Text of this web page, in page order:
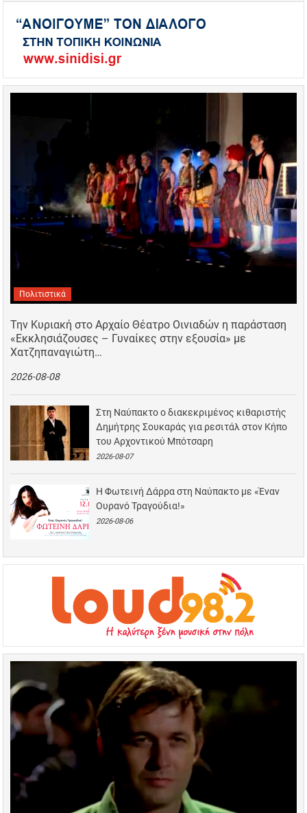
Πολιτιστικά
Την Κυριακή στο Αρχαίο Θέατρο Οινιαδών η παράσταση
«Εκκλησιάζουσες – Γυναίκες στην εξουσία» με
Χατζηπαναγιώτη…
2026-08-08
Στη Ναύπακτο ο διακεκριμένος κιθαριστής
Δημήτρης Σουκαράς για ρεσιτάλ στον Κήπο
του Αρχοντικού Μπότσαρη
2026-08-07
Η Φωτεινή Δάρρα στη Ναύπακτο με «Έναν
Ουρανό Τραγούδια!»
2026-08-06